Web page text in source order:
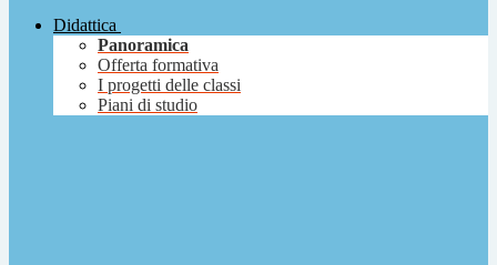
Didattica
Panoramica
Offerta formativa
I progetti delle classi
Piani di studio